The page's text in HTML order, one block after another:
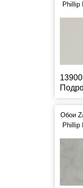
Phillip
13900
Обои
Phillip